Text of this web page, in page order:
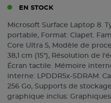
EN STOCK
Microsoft Surface Laptop 8.
portable, Format: Clapet.
Core Ultra 5, Modèle de
38,1 cm (15"), Résolution de
Écran tactile. Mémoire
interne: LPDDR5x-SDRAM.
256 Go, Supports de
graphique inclus: